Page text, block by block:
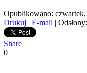
Opublikowano:
Drukuj | E-mail |
Share
0